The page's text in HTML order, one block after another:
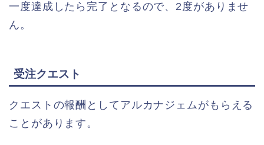
一度達成したら完了となるので、2度がありませ
ん。
受注クエスト
クエストの報酬としてアルカナジェムがもらえる
ことがあります。